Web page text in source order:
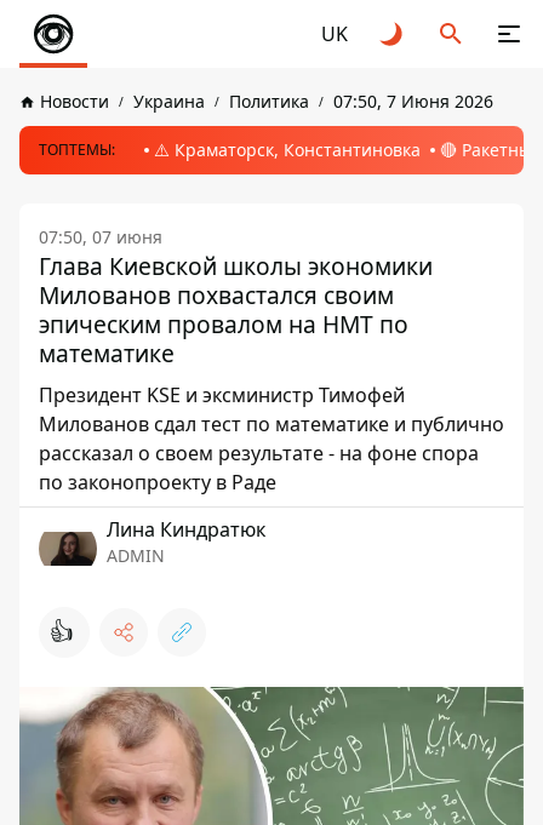
UK
Новости Украина Политика 07:50, 7 Июня 2026
ТОПТЕМЫ: ⚠️ Краматорск, Константиновка 🔴
07:50, 07 июня
Глава Киевской школы экономики
Милованов похвастался своим
эпическим провалом на НМТ по
математике
Президент KSE и эксминистр Тимофей
Милованов сдал тест по математике и публично
рассказал о своем результате - на фоне спора
по законопроекту в Раде
Лина Киндратюк
ADMIN
👍